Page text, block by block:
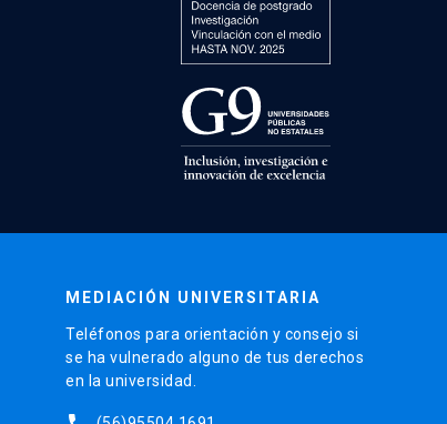
MEDIACIÓN UNIVERSITARIA
Teléfonos para orientación y consejo si
se ha vulnerado alguno de tus derechos
en la universidad.